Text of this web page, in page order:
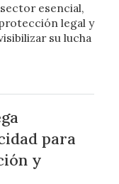
esencial,
legal y
su lucha
para
y